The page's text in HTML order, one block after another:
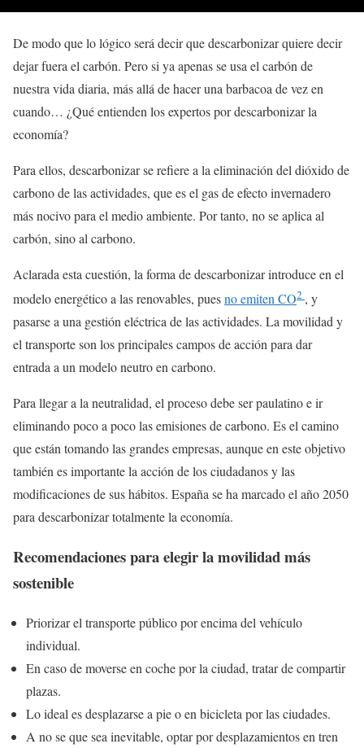
De modo que lo lógico será decir que descarbonizar quiere decir
dejar fuera el carbón. Pero si ya apenas se usa el carbón de
nuestra vida diaria, más allá de hacer una barbacoa de vez en
cuando… ¿Qué entienden los expertos por descarbonizar la
economía?
Para ellos, descarbonizar se refiere a la eliminación del dióxido de
carbono de las actividades, que es el gas de efecto invernadero
más nocivo para el medio ambiente. Por tanto, no se aplica al
carbón, sino al carbono.
Aclarada esta cuestión, la forma de descarbonizar introduce en el
modelo energético a las renovables, puesno emiten CO2 , y
pasarse a una gestión eléctrica de las actividades. La movilidad y
el transporte son los principales campos de acción para dar
entrada a un modelo neutro en carbono.
Para llegar a la neutralidad, el proceso debe ser paulatino e ir
eliminando poco a poco las emisiones de carbono. Es el camino
que están tomando las grandes empresas, aunque en este objetivo
también es importante la acción de los ciudadanos y las
modificaciones de sus hábitos. España se ha marcado el año 2050
para descarbonizar totalmente la economía.
Recomendaciones para elegir la movilidad más
sostenible
Priorizar el transporte público por encima del vehículo
individual.
En caso de moverse en coche por la ciudad, tratar de compartir
plazas.
Lo ideal es desplazarse a pie o en bicicleta por las ciudades.
A no se que sea inevitable, optar por desplazamientos en tren